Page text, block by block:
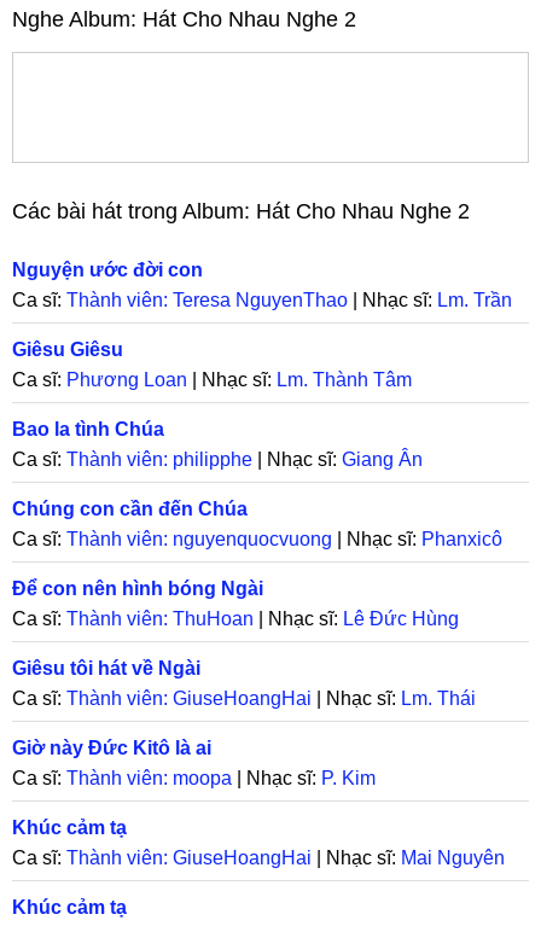
Nghe Album: Hát Cho Nhau Nghe 2
Các bài hát trong Album: Hát Cho Nhau Nghe 2
Nguyện ước đời con
Ca sĩ: Thành viên: Teresa NguyenThao | Nhạc sĩ: Lm. Trần
Minh
Giêsu Giêsu
Ca sĩ: Phương Loan | Nhạc sĩ: Lm. Thành Tâm
Bao la tình Chúa
Ca sĩ: Thành viên: philipphe | Nhạc sĩ: Giang Ân
Chúng con cần đến Chúa
Ca sĩ: Thành viên: nguyenquocvuong | Nhạc sĩ: Phanxicô
Để con nên hình bóng Ngài
Ca sĩ: Thành viên: ThuHoan | Nhạc sĩ: Lê Đức Hùng
Giêsu tôi hát về Ngài
Ca sĩ: Thành viên: GiuseHoangHai | Nhạc sĩ: Lm. Thái
Nguyên
Giờ này Đức Kitô là ai
Ca sĩ: Thành viên: moopa | Nhạc sĩ: P. Kim
Khúc cảm tạ
Ca sĩ: Thành viên: GiuseHoangHai | Nhạc sĩ: Mai Nguyên
Vũ
Khúc cảm tạ